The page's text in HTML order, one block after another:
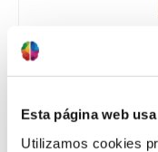
Esta página web
Utilizamos cookies
directora de